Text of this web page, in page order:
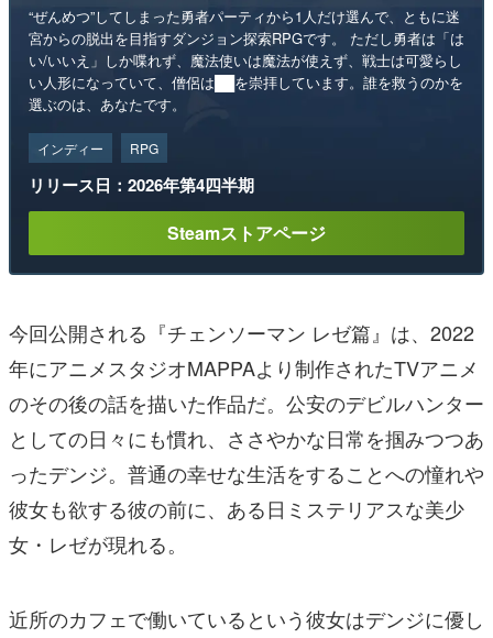
“ぜんめつ”してしまった勇者パーティから1人だけ選んで、ともに迷
宮からの脱出を目指すダンジョン探索RPGです。 ただし勇者は「は
い/いいえ」しか喋れず、魔法使いは魔法が使えず、戦士は可愛らし
い人形になっていて、僧侶は██を崇拝しています。誰を救うのかを
選ぶのは、あなたです。
インディー RPG
リリース日：2026年第4四半期
Steamストアページ
今回公開される『チェンソーマン レゼ篇』は、2022
年にアニメスタジオMAPPAより制作されたTVアニメ
のその後の話を描いた作品だ。公安のデビルハンター
としての日々にも慣れ、ささやかな日常を掴みつつあ
ったデンジ。普通の幸せな生活をすることへの憧れや
彼女も欲する彼の前に、ある日ミステリアスな美少
女・レゼが現れる。
近所のカフェで働いているという彼女はデンジに優し